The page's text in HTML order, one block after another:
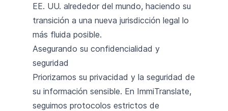
EE. UU. alrededor del mundo, haciendo su
transición a una nueva jurisdicción legal lo
más fluida posible.
Asegurando su confidencialidad y
seguridad
Priorizamos su privacidad y la seguridad de
su información sensible. En ImmiTranslate,
seguimos protocolos estrictos de